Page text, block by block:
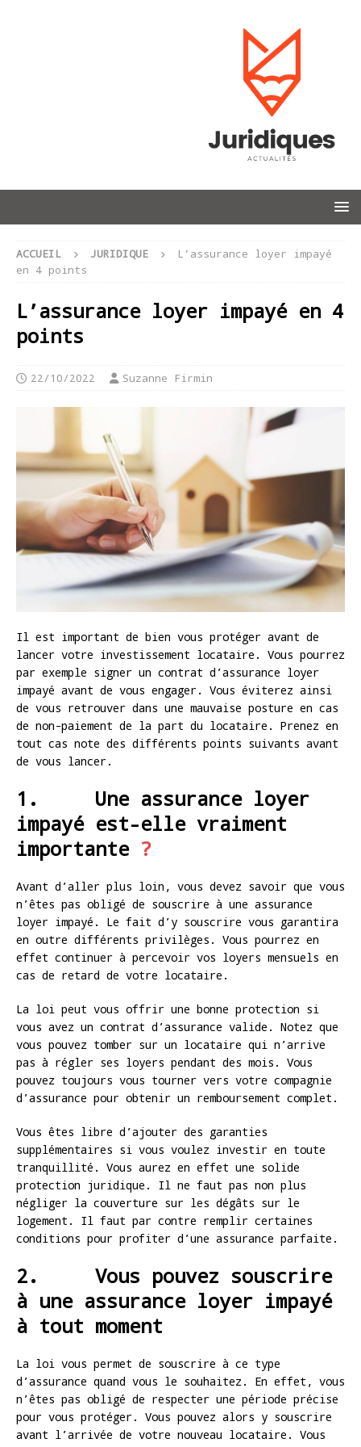
ACCUEIL JURIDIQUE
L’assurance loyer impayé
en 4 points
L’assurance loyer impayé en 4
points
22/10/2022 Suzanne Firmin
Il est important de bien vous protéger avant de
lancer votre investissement locataire. Vous pourrez
par exemple signer un contrat d’assurance loyer
impayé avant de vous engager. Vous éviterez ainsi
de vous retrouver dans une mauvaise posture en cas
de non-paiement de la part du locataire. Prenez en
tout cas note des différents points suivants avant
de vous lancer.
1. Une assurance loyer
impayé est-elle vraiment
importante?
Avant d’aller plus loin, vous devez savoir que vous
n’êtes pas obligé de souscrire à une assurance
loyer impayé. Le fait d’y souscrire vous garantira
en outre différents privilèges. Vous pourrez en
effet continuer à percevoir vos loyers mensuels en
cas de retard de votre locataire.
La loi peut vous offrir une bonne protection si
vous avez un contrat d’assurance valide. Notez que
vous pouvez tomber sur un locataire qui n’arrive
pas à régler ses loyers pendant des mois. Vous
pouvez toujours vous tourner vers votre compagnie
d’assurance pour obtenir un remboursement complet.
Vous êtes libre d’ajouter des garanties
supplémentaires si vous voulez investir en toute
tranquillité. Vous aurez en effet une solide
protection juridique. Il ne faut pas non plus
négliger la couverture sur les dégâts sur le
logement. Il faut par contre remplir certaines
conditions pour profiter d’une assurance parfaite.
2. Vous pouvez souscrire
à une assurance loyer impayé
à tout moment
La loi vous permet de souscrire à ce type
d’assurance quand vous le souhaitez. En effet, vous
n’êtes pas obligé de respecter une période précise
pour vous protéger. Vous pouvez alors y souscrire
avant l’arrivée de votre nouveau locataire. Vous